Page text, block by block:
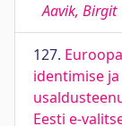
Aavik, Birgit
127.
identimise
Eesti e-